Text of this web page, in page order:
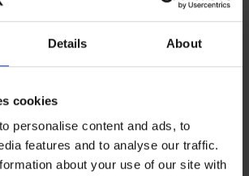
Details About
cookies
personalise content and ads, to
features and to analyse our traffic.
about your use of our site with